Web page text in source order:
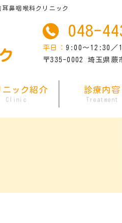
鼻咽喉科クリニック
 048-
平日： 9:00～12:30／
〒335-0002 埼玉県蕨
ニック紹介 診療内容